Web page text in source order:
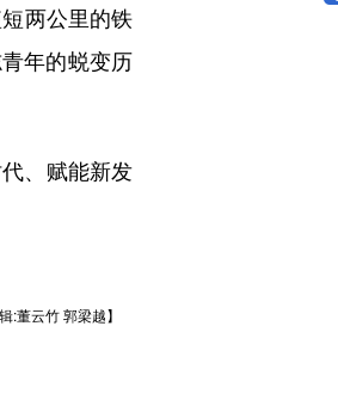
两公里的铁
年的蜕变历
、赋能新发
:董云竹 郭梁越】